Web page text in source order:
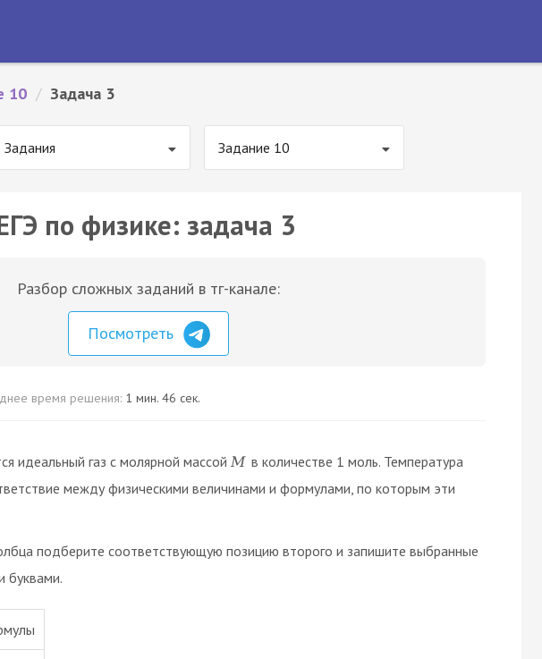
10 / Задача 3
Задания Задание 10
по физике: задача 3
Разбор сложных заданий в тг-канале:
Посмотреть
время решения: 1 мин. 46 сек.
идеальный газ с молярной массой M в количестве 1 моль. Температура
между физическими величинами и формулами, по которым эти
подберите соответствующую позицию второго и запишите выбранные
буквами.